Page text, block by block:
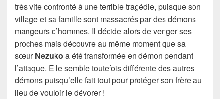
très vite confronté à une terrible tragédie, puisque son
village et sa famille sont massacrés par des démons
mangeurs d’hommes. Il décide alors de venger ses
proches mais découvre au même moment que sa
sœurNezuko a été transformée en démon pendant
l’attaque. Elle semble toutefois différente des autres
démons puisqu’elle fait tout pour protéger son frère au
lieu de vouloir le dévorer !